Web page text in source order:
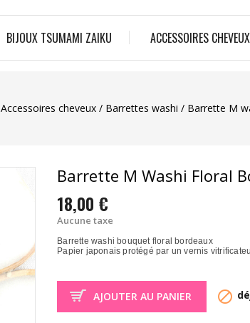
BIJOUX TSUMAMI ZAIKU ACCESSOIRES CHEVEUX
Accessoires cheveux Barrettes washi Barrette M
Barrette M Washi Floral
18,00 €
Aucune taxe
Barrette washi bouquet floral bordeaux
Papier japonais protégé par un vernis
AJOUTER AU PANIER 